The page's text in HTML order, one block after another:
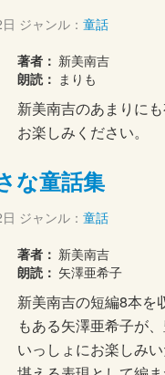
ジャンル： 童話
著者： 新美南吉
朗読： まりも
新美南吉のあまりに
お楽しみください。
な童話集
ジャンル： 童話
著者： 新美南吉
朗読： 矢澤亜希子
新美南吉の短編8本を
もある矢澤亜希子が
いっしょにお楽しみ